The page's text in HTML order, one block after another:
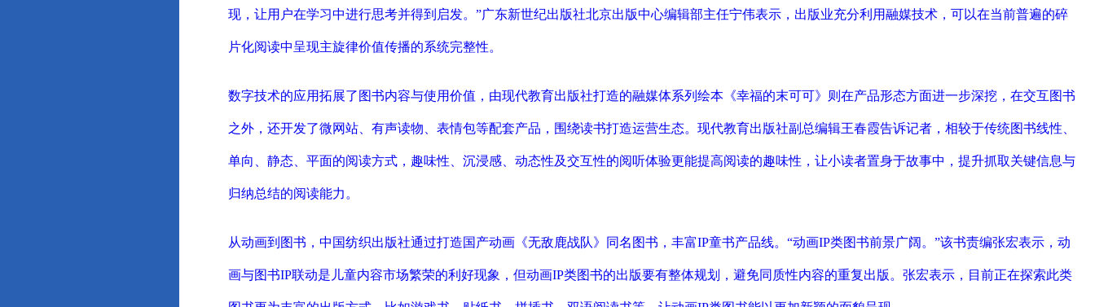
现，让用户在学习中进行思考并得到启发。”广东新世纪出版社北京出版中心编辑部主任宁伟表示，出版业充分利用融媒技术，可以在当前普遍的碎
片化阅读中呈现主旋律价值传播的系统完整性。
数字技术的应用拓展了图书内容与使用价值，由现代教育出版社打造的融媒体系列绘本《幸福的末可可》则在产品形态方面进一步深挖，在交互图书
之外，还开发了微网站、有声读物、表情包等配套产品，围绕读书打造运营生态。现代教育出版社副总编辑王春霞告诉记者，相较于传统图书线性、
单向、静态、平面的阅读方式，趣味性、沉浸感、动态性及交互性的阅听体验更能提高阅读的趣味性，让小读者置身于故事中，提升抓取关键信息与
归纳总结的阅读能力。
从动画到图书，中国纺织出版社通过打造国产动画《无敌鹿战队》同名图书，丰富IP童书产品线。“动画IP类图书前景广阔。”该书责编张宏表示，动
画与图书IP联动是儿童内容市场繁荣的利好现象，但动画IP类图书的出版要有整体规划，避免同质性内容的重复出版。张宏表示，目前正在探索此类